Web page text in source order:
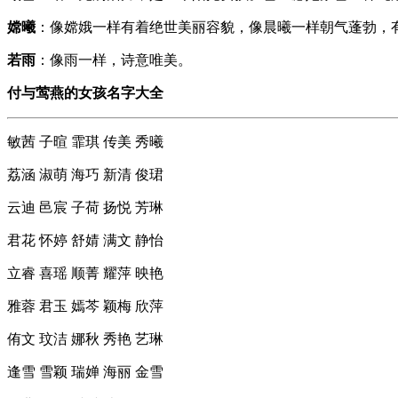
嫦曦 ：像嫦娥一样有着绝世美丽容貌，像晨曦一样朝气蓬勃，
若雨 ：像雨一样，诗意唯美。
付与莺燕的女孩名字大全
敏茜 子暄 霏琪 传美 秀曦
荔涵 淑萌 海巧 新清 俊珺
云迪 邑宸 子荷 扬悦 芳琳
君花 怀婷 舒婧 满文 静怡
立睿 喜瑶 顺菁 耀萍 映艳
雅蓉 君玉 嫣芩 颖梅 欣萍
侑文 玟洁 娜秋 秀艳 艺琳
逢雪 雪颖 瑞婵 海丽 金雪